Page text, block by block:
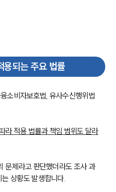
용되는 주요 법률
소비자보호법, 유사수신행위법
라 적용 법률과 책임 범위도 달라
문제라고 판단했더라도 조사 과
상황도 발생합니다.